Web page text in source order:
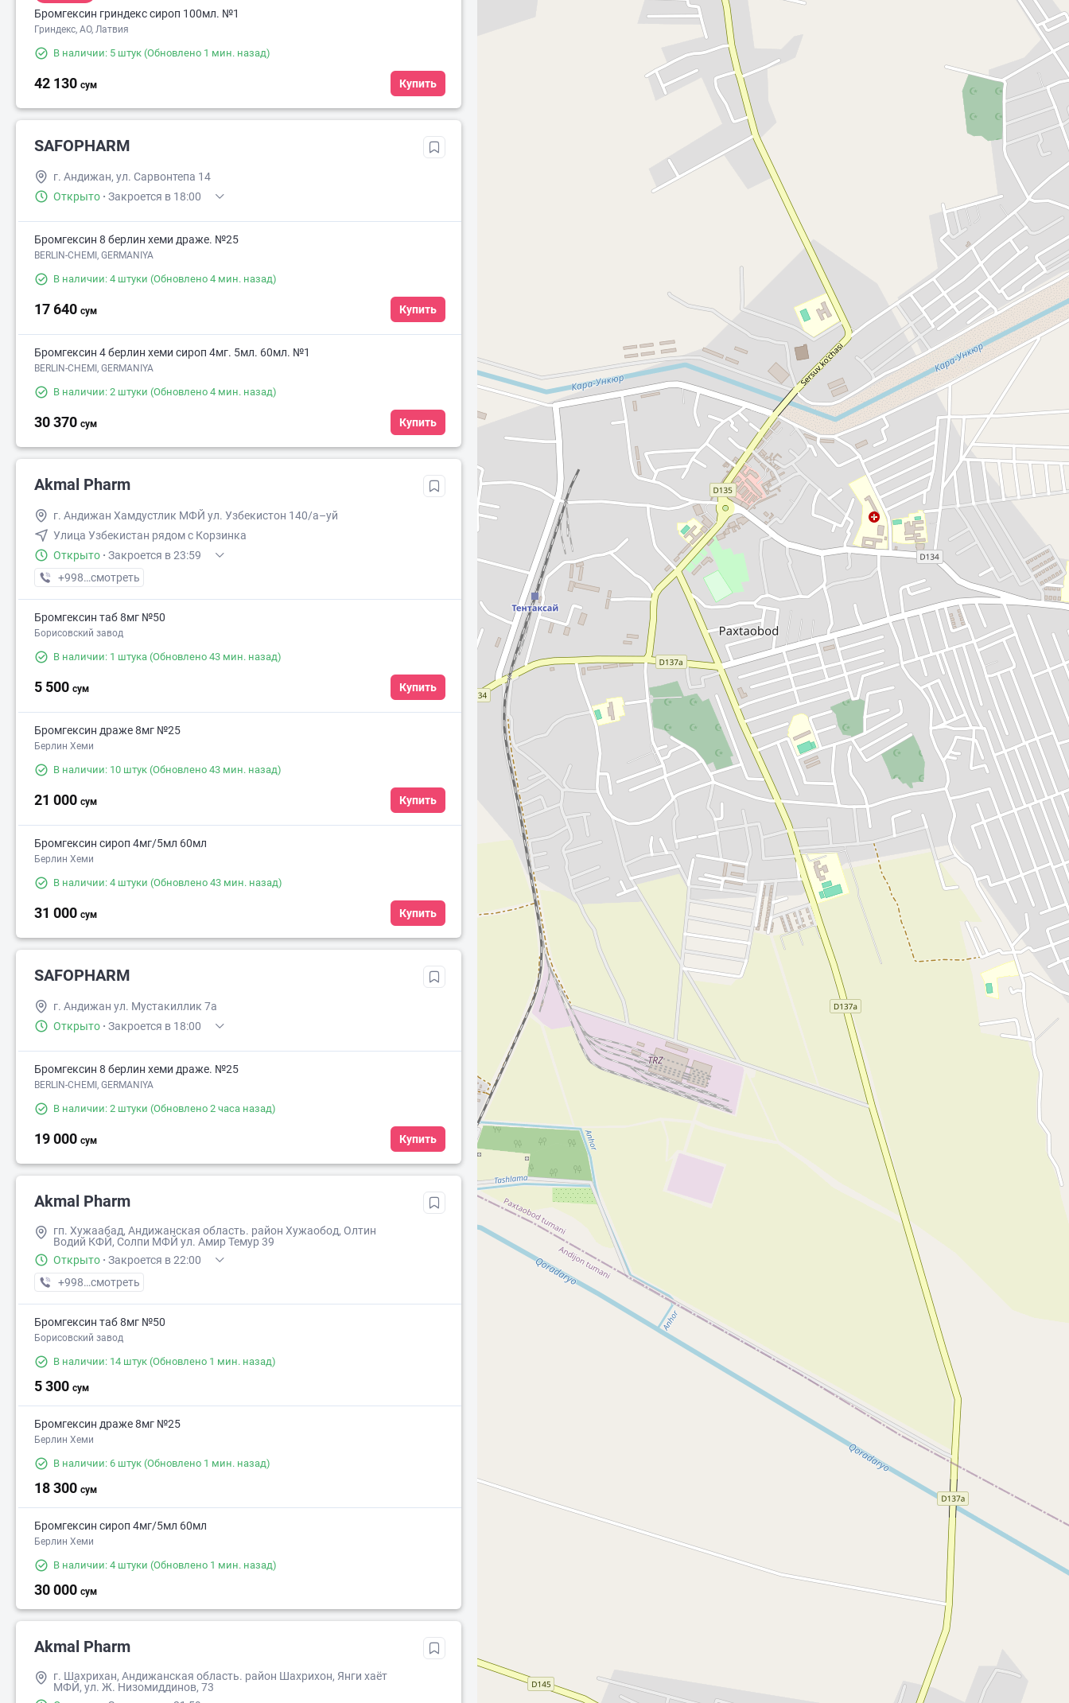
Бромгексин гриндекс сироп 100мл. №1
Гриндекс, AO, Латвия
В наличии: 5 штук (Обновлено 1 мин. назад)
42 130 сум Купить
SAFOPHARM
г. Андижан, ул. Сарвонтепа 14
Открыто · Закроется в 18:00
Бромгексин 8 берлин хеми драже. №25
BERLIN-CHEMI, GERMANIYA
В наличии: 4 штуки (Обновлено 4 мин. назад)
17 640 сум Купить
Бромгексин 4 берлин хеми сироп 4мг. 5мл. 60мл. №1
BERLIN-CHEMI, GERMANIYA
В наличии: 2 штуки (Обновлено 4 мин. назад)
30 370 сум Купить
Akmal Pharm
г. Андижан Хамдустлик МФЙ ул. Узбекистон 140/а–уй
Улица Узбекистан рядом с Корзинка
Открыто · Закроется в 23:59
+998 (90) XXX-XX-XX
смотреть
Бромгексин таб 8мг №50
Борисовский завод
В наличии: 1 штука (Обновлено 43 мин. назад)
5 500 сум Купить
Бромгексин драже 8мг №25
Берлин Хеми
В наличии: 10 штук (Обновлено 43 мин. назад)
21 000 сум Купить
Бромгексин сироп 4мг/5мл 60мл
Берлин Хеми
В наличии: 4 штуки (Обновлено 43 мин. назад)
31 000 сум Купить
SAFOPHARM
г. Андижан ул. Мустакиллик 7а
Открыто · Закроется в 18:00
Бромгексин 8 берлин хеми драже. №25
BERLIN-CHEMI, GERMANIYA
В наличии: 2 штуки (Обновлено 2 часа назад)
19 000 сум Купить
Akmal Pharm
гп. Хужаабад, Андижанская область. район Хужаобод, Олтин
Водий КФЙ, Солпи МФЙ ул. Амир Темур 39
Открыто · Закроется в 22:00
+998 (90) XXX-XX-XX
смотреть
Бромгексин таб 8мг №50
Борисовский завод
В наличии: 14 штук (Обновлено 1 мин. назад)
5 300 сум
Бромгексин драже 8мг №25
Берлин Хеми
В наличии: 6 штук (Обновлено 1 мин. назад)
18 300 сум
Бромгексин сироп 4мг/5мл 60мл
Берлин Хеми
В наличии: 4 штуки (Обновлено 1 мин. назад)
30 000 сум
Akmal Pharm
г. Шахрихан, Андижанская область. район Шахрихон, Янги хаёт
МФЙ, ул. Ж. Низомиддинов, 73